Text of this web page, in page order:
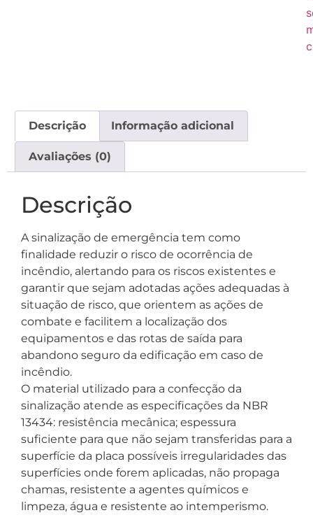
Descrição Informação adicional
Avaliações (0)
Descrição
A sinalização de emergência tem como
finalidade reduzir o risco de ocorrência de
incêndio, alertando para os riscos existentes e
garantir que sejam adotadas ações adequadas à
situação de risco, que orientem as ações de
combate e facilitem a localização dos
equipamentos e das rotas de saída para
abandono seguro da edificação em caso de
incêndio.
O material utilizado para a confecção da
sinalização atende as especificações da NBR
13434: resistência mecânica; espessura
suficiente para que não sejam transferidas para a
superfície da placa possíveis irregularidades das
superfícies onde forem aplicadas, não propaga
chamas, resistente a agentes químicos e
limpeza, água e resistente ao intemperismo.